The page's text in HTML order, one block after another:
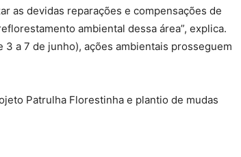
as devidas reparações e compensações de
ambiental dessa área”, explica.
a 7 de junho), ações ambientais prosseguem
Patrulha Florestinha e plantio de mudas